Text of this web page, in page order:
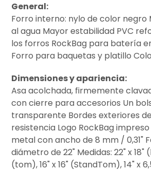
General:
Forro interno: nylo de color negro
al agua Mayor estabilidad PVC
los forros RockBag para batería
Forro para baquetas y platillo
Dimensiones y apariencia:
Asa acolchada, firmemente
con cierre para accesorios Un
transparente Bordes exteriores
resistencia Logo RockBag
metal con ancho de 8 mm / 0,31"
diámetro de 22" Medidas: 22" x 18"
(tom), 16" x 16" (StandTom), 14" x